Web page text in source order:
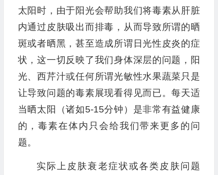
太阳时，由于阳光会帮助我们将毒素从肝脏
内通过皮肤吸出而排毒，从而导致所谓的晒
斑或者晒黑，甚至造成所谓日光性皮炎的症
状，这一切反映了我们身体深层的问题，阳
光、西芹汁或任何所谓光敏性水果蔬菜只是
让导致问题的毒素展现看得见而已。每天适
当晒太阳（诸如5-15分钟）是非常有益健康
的，毒素在体内只会给我们带来更多的问
题。
实际上皮肤衰老症状或各类皮肤问题